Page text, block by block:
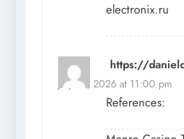
electronix.ru
https://
July 12, 2026 at 11:00 pm
References: